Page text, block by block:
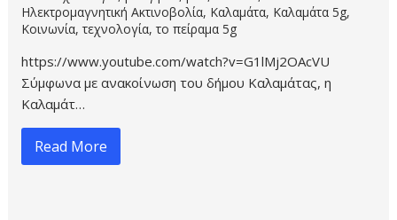
https://www.youtube.com/watch?v=L9-wwHV5Wag DJI
Osmo Mobile 2 Unboxing | & Τελωνείο - Τι υπά…
Read More